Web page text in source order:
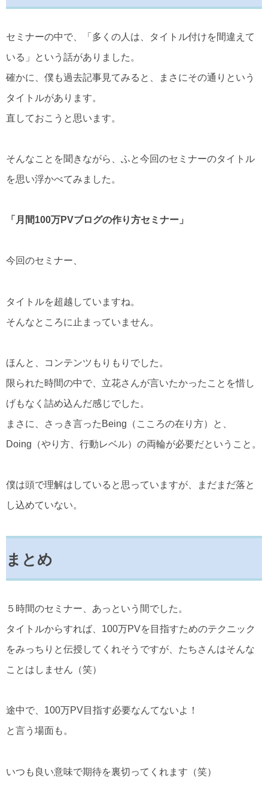
セミナーの中で、「多くの人は、タイトル付けを間違えて
いる」という話がありました。
確かに、僕も過去記事見てみると、まさにその通りという
タイトルがあります。
直しておこうと思います。
そんなことを聞きながら、ふと今回のセミナーのタイトル
を思い浮かべてみました。
「月間100万PVブログの作り方セミナー」
今回のセミナー、
タイトルを超越していますね。
そんなところに止まっていません。
ほんと、コンテンツもりもりでした。
限られた時間の中で、立花さんが言いたかったことを惜し
げもなく詰め込んだ感じでした。
まさに、さっき言ったBeing（こころの在り方）と、
Doing（やり方、行動レベル）の両輪が必要だということ。
僕は頭で理解はしていると思っていますが、まだまだ落と
し込めていない。
まとめ
５時間のセミナー、あっという間でした。
タイトルからすれば、100万PVを目指すためのテクニック
をみっちりと伝授してくれそうですが、たちさんはそんな
ことはしません（笑）
途中で、100万PV目指す必要なんてないよ！
と言う場面も。
いつも良い意味で期待を裏切ってくれます（笑）